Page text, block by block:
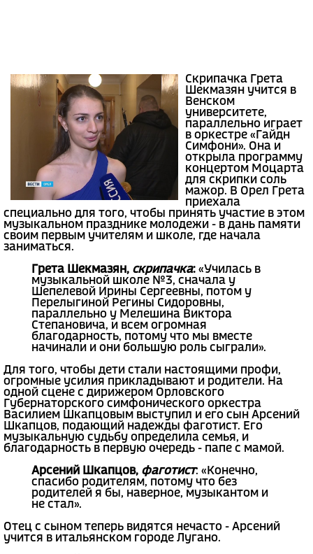
Скрипачка Грета
Шекмазян учится в
Венском
университете,
параллельно играет
в оркестре «Гайдн
Симфони». Она и
открыла программу
концертом Моцарта
для скрипки соль
мажор. В Орел Грета
приехала
специально для того, чтобы принять участие в этом
музыкальном празднике молодежи - в дань памяти
своим первым учителям и школе, где начала
заниматься.
Грета Шекмазян, скрипачка: «Училась в
музыкальной школе №3, сначала у
Шепелевой Ирины Сергеевны, потом у
Перелыгиной Регины Сидоровны,
параллельно у Мелешина Виктора
Степановича, и всем огромная
благодарность, потому что мы вместе
начинали и они большую роль сыграли».
Для того, чтобы дети стали настоящими профи,
огромные усилия прикладывают и родители. На
одной сцене с дирижером Орловского
Губернаторского симфонического оркестра
Василием Шкапцовым выступил и его сын Арсений
Шкапцов, подающий надежды фаготист. Его
музыкальную судьбу определила семья, и
благодарность в первую очередь - папе с мамой.
Арсений Шкапцов, фаготист: «Конечно,
спасибо родителям, потому что без
родителей я бы, наверное, музыкантом и
не стал».
Отец с сыном теперь видятся нечасто - Арсений
учится в итальянском городе Лугано.